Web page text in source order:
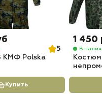
5
КМФ Polska
Купить
1 450
В